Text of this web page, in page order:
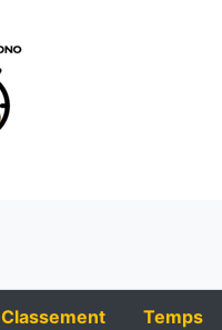
Classement Temps